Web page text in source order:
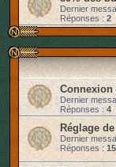
Dernier
Réponses : 2
Dernier
Réponses : 4
Réglage
Dernier
Réponses : 15